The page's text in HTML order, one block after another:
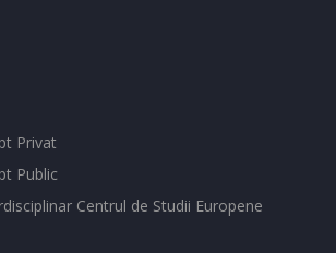
Privat
Public
Centrul de Studii Europene